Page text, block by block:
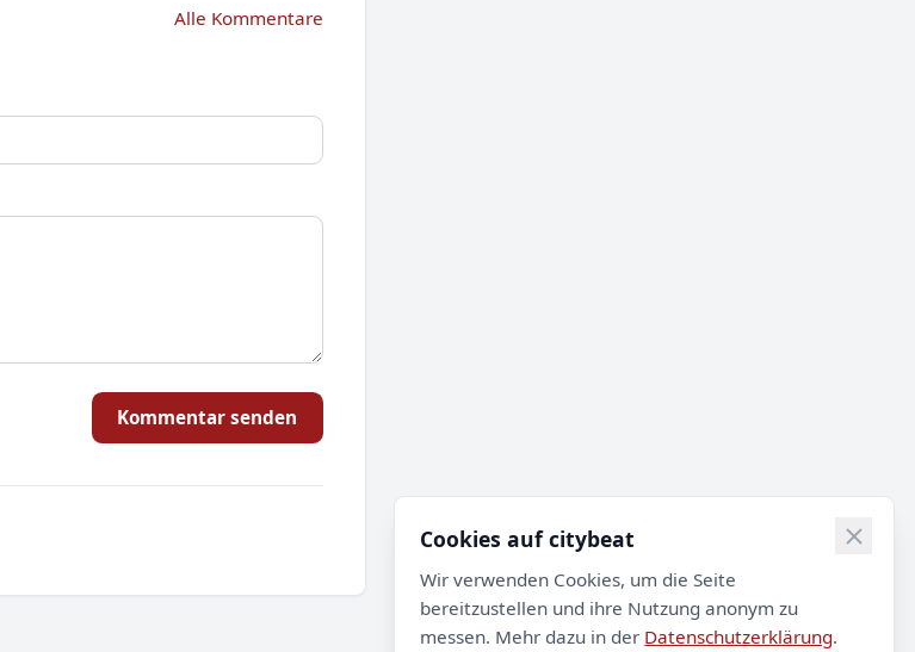
Alle Kommentare
Kommentar senden
Cookies auf citybeat
Wir verwenden Cookies, um die Seite
bereitzustellen und ihre Nutzung anonym zu
messen. Mehr dazu in der Datenschutzerklärung.